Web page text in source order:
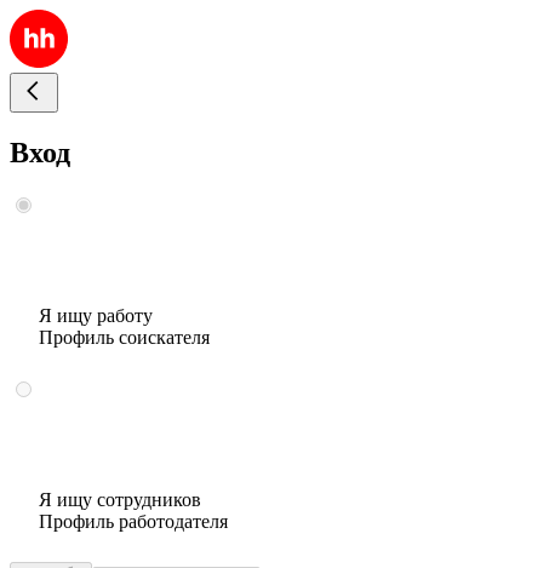
Вход
Я ищу работу
Профиль соискателя
Я ищу сотрудников
Профиль работодателя